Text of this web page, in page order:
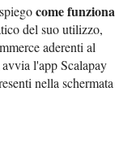
come funziona
del suo utilizzo,
aderenti al
l'app Scalapay
nella schermata